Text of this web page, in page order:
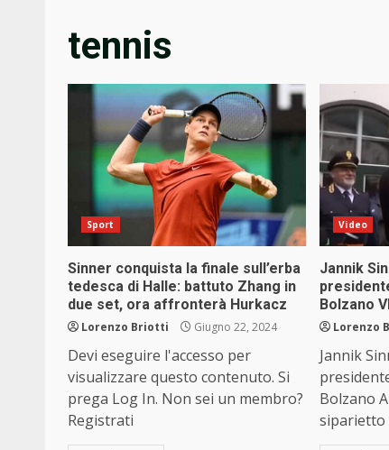
tennis
Sport
Sinner conquista la finale sull’erba
tedesca di Halle: battuto Zhang in
due set, ora affronterà Hurkacz
Lorenzo Briotti Giugno 22, 2024
Devi eseguire l'accesso per
visualizzare questo contenuto. Si
prega Log In. Non sei un membro?
Registrati
Video
Jannik
Bolzano
Lorenzo
Jannik
Bolzano
siparietto